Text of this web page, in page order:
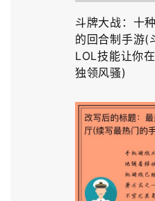
斗牌大战：十
的回合制手游(
LOL技能让你
独领风骚)